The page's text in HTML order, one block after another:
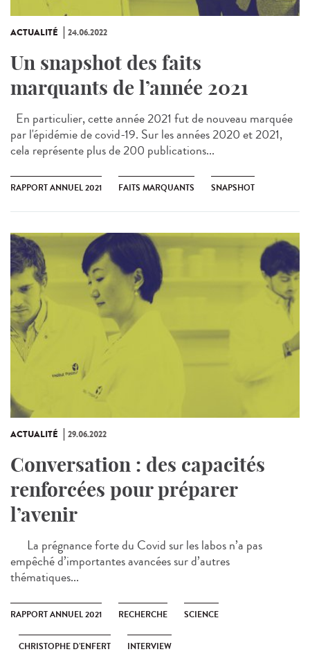
ACTUALITÉ 24.06.2022
Un snapshot des faits
marquants de l’année 2021
En particulier, cette année 2021 fut de nouveau marquée
par l'épidémie de covid-19. Sur les années 2020 et 2021,
cela représente plus de 200 publications...
RAPPORT ANNUEL 2021 FAITS MARQUANTS SNAPSHOT
ACTUALITÉ 29.06.2022
Conversation : des capacités
renforcées pour préparer
l’avenir
La prégnance forte du Covid sur les labos n’a pas
empêché d’importantes avancées sur d’autres
thématiques...
RAPPORT ANNUEL 2021 RECHERCHE SCIENCE
CHRISTOPHE D’ENFERT INTERVIEW